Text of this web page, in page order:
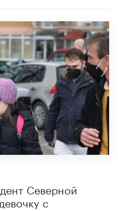
Северной
с